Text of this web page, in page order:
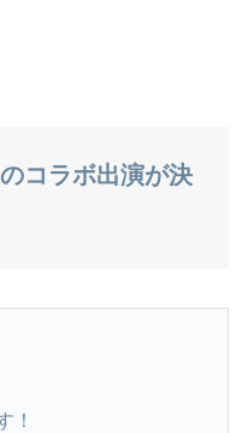
コラボ出演が決
！